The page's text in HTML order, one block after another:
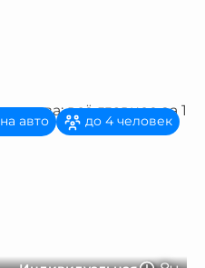
на авто до 4 человек